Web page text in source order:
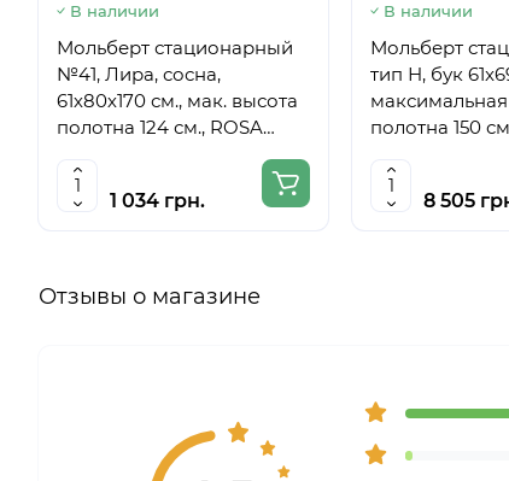
В наличии
Мольберт стационарный
№41, Лира, сосна,
61х80х170 см., мак. высота
полотна 124 см., ROSA
1 034 грн.
В наличии
Мольберт
тип Н, бук
полотна 150
8 505
Отзывы о магазине